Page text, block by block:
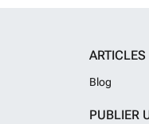
ARTICLES
Blog
PUBLIER